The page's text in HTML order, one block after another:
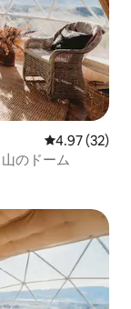
レビュー32
4.97 (32)
のドーム